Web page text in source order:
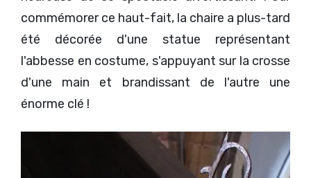
commémorer ce haut-fait, la chaire a plus-tard
été décorée d'une statue représentant
l'abbesse en costume, s'appuyant sur la crosse
d'une main et brandissant de l'autre une
énorme clé !